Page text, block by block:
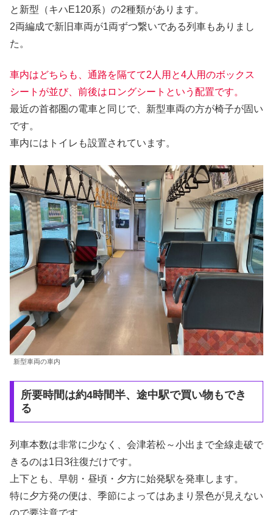
と新型（キハE120系）の2種類があります。
2両編成で新旧車両が1両ずつ繋いである列車もありまし
た。
車内はどちらも、通路を隔てて2人用と4人用のボックス
シートが並び、前後はロングシートという配置です。
最近の首都圏の電車と同じで、新型車両の方が椅子が固い
です。
車内にはトイレも設置されています。
新型車両の車内
所要時間は約4時間半、途中駅で買い物もでき
る
列車本数は非常に少なく、会津若松～小出まで全線走破で
きるのは1日3往復だけです。
上下とも、早朝・昼頃・夕方に始発駅を発車します。
特に夕方発の便は、季節によってはあまり景色が見えない
ので要注意です。